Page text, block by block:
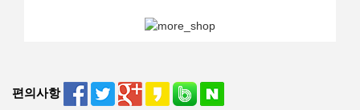
편의사항